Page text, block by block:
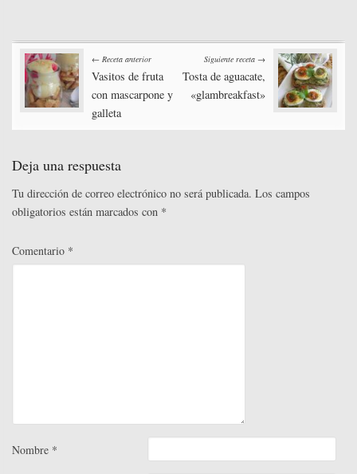
bo
ok
tte
r
ed
In
ailer
t
m
pa
rti
r
Post
navigation
← Receta anterior
Vasitos de fruta
con mascarpone y
galleta
Siguiente receta →
Tosta de aguacate,
«glambreakfast»
Deja una respuesta
Tu dirección de correo electrónico no será publicada. Los campos
obligatorios están marcados con *
Comentario *
Nombre *